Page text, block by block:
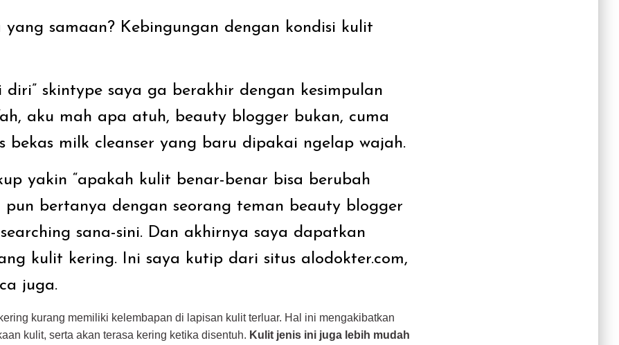
samaan? Kebingungan dengan kondisi kulit
diri” skintype saya ga berakhir dengan kesimpulan
aku mah apa atuh, beauty blogger bukan, cuma
bekas milk cleanser yang baru dipakai ngelap wajah.
yakin “apakah kulit benar-benar bisa berubah
pun bertanya dengan seorang teman beauty blogger
sana-sini. Dan akhirnya saya dapatkan
kulit kering. Ini saya kutip dari situs alodokter.com,
juga.
kurang memiliki kelembapan di lapisan kulit terluar. Hal ini mengakibatkan
kulit, serta akan terasa kering ketika disentuh. Kulit jenis ini juga lebih mudah